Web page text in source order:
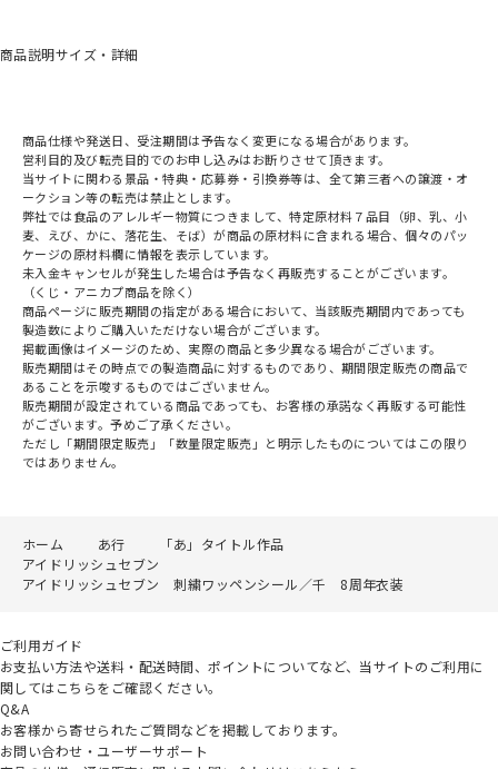
商品説明サイズ・詳細
商品仕様や発送日、受注期間は予告なく変更になる場合があります。
営利目的及び転売目的でのお申し込みはお断りさせて頂きます。
当サイトに関わる景品・特典・応募券・引換券等は、全て第三者への譲渡・オ
ークション等の転売は禁止とします。
弊社では食品のアレルギー物質につきまして、特定原材料７品目（卵、乳、小
麦、えび、かに、落花生、そば）が商品の原材料に含まれる場合、個々のパッ
ケージの原材料欄に情報を表示しています。
未入金キャンセルが発生した場合は予告なく再販売することがございます。
（くじ・アニカプ商品を除く）
商品ページに販売期間の指定がある場合において、当該販売期間内であっても
製造数によりご購入いただけない場合がございます。
掲載画像はイメージのため、実際の商品と多少異なる場合がございます。
販売期間はその時点での製造商品に対するものであり、期間限定販売の商品で
あることを示唆するものではございません。
販売期間が設定されている商品であっても、お客様の承諾なく再販する可能性
がございます。予めご了承ください。
ただし「期間限定販売」「数量限定販売」と明示したものについてはこの限り
ではありません。
ホーム あ行
「あ」タイトル作品
アイドリッシュセブン
アイドリッシュセブン 刺繍ワッペンシール／千 8周年衣装
ご利用ガイド
お支払い方法や送料・配送時間、ポイントについてなど、当サイトのご利用に
関してはこちらをご確認ください。
Q&A
お客様から寄せられたご質問などを掲載しております。
お問い合わせ・ユーザーサポート